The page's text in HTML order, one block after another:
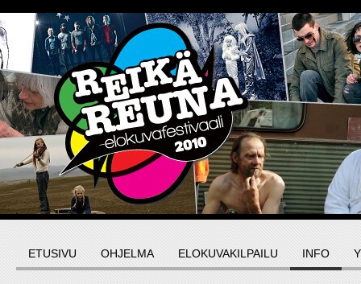
ETUSIVU OHJELMA ELOKUVAKILPAILU INFO